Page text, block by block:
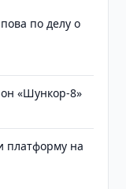
по делу о
«Шункор-8»
платформу на